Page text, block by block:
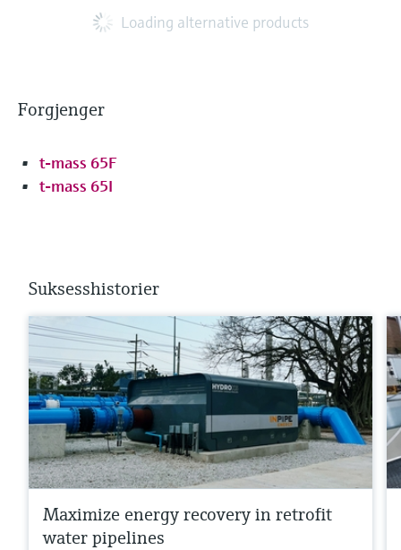
Loading alternative products
Forgjenger
t-mass 65F
t-mass 65I
Suksesshistorier
Maximize energy recovery in retrofit
water pipelines